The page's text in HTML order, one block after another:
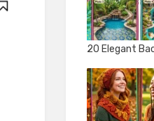
20 Elegant